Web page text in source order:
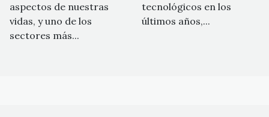
aspectos de nuestras
vidas, y uno de los
sectores más...
tecnológicos en los
últimos años,...